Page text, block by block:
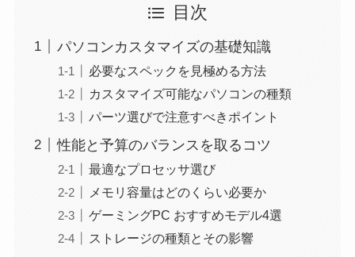
目次
パソコンカスタマイズの基礎知識
必要なスペックを見極める方法
カスタマイズ可能なパソコンの種類
パーツ選びで注意すべきポイント
性能と予算のバランスを取るコツ
最適なプロセッサ選び
メモリ容量はどのくらい必要か
ゲーミングPC おすすめモデル4選
ストレージの種類とその影響